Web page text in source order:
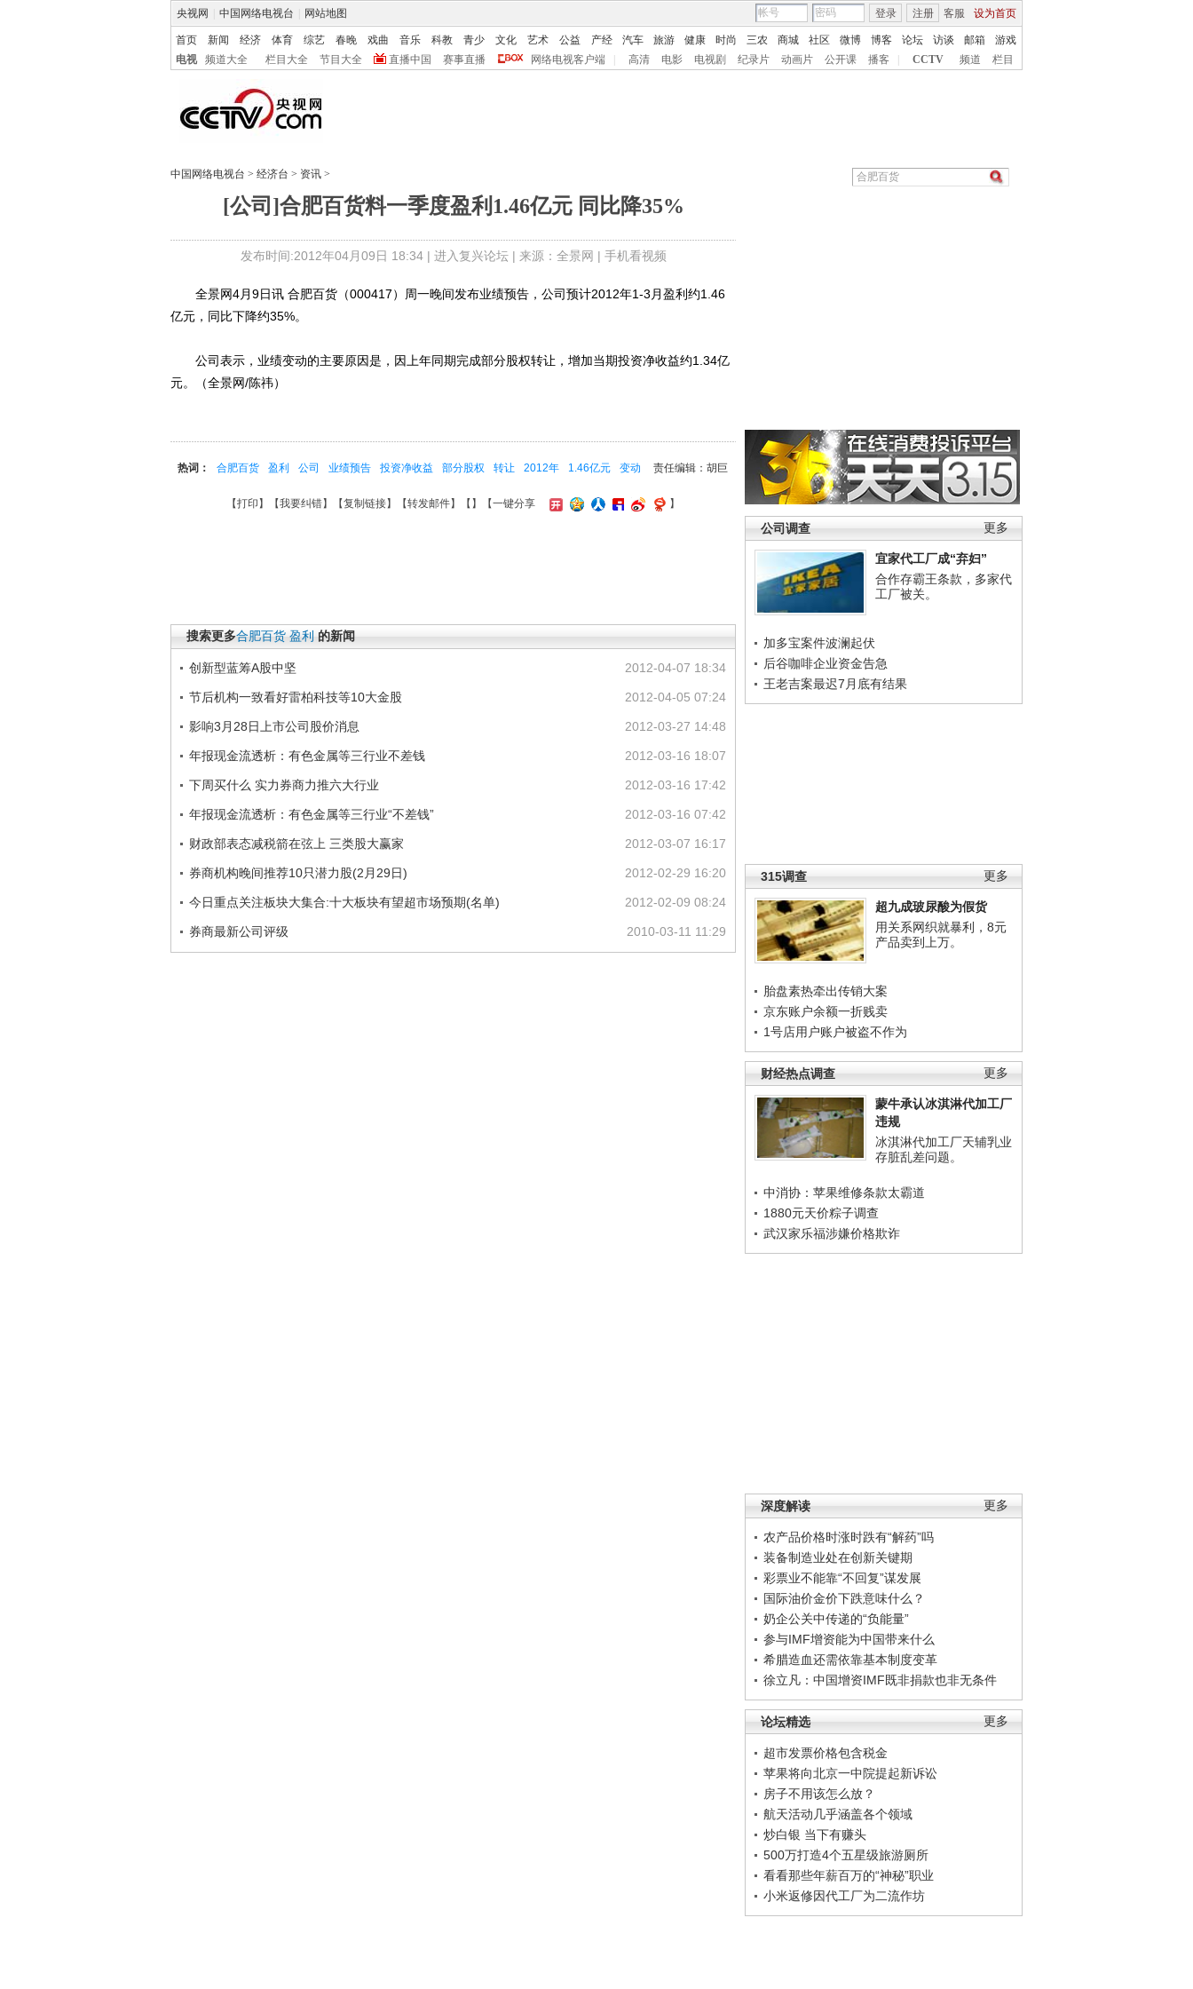
央视网 中国网络电视台 网站地图 客服 设为首页
登录 注册
首页 新闻 经济 体育 综艺 春晚 戏曲 音乐 科教 青少 文化 艺术 公益 产经 汽车 旅游 健康 时尚 三农 商城 社区 微博 博客 论坛 访谈 邮箱
游戏
电视
频道大全 栏目大全 节目大全 直播中国 赛事直播 网络电视客户端 高清 电影 电视剧 纪录片 动画片 公开课 播客 CCTV 频道 栏目
中国网络电视台 > 经济台 > 资讯 >
[公司]合肥百货料一季度盈利1.46亿元 同比降35%
发布时间:2012年04月09日 18:34 | 进入复兴论坛| 来源：全景网 | 手机看视频
更多
公司调查
宜家代工厂成“弃妇”
合作存霸王条款，多家代
工厂被关。
加多宝案件波澜起伏
后谷咖啡企业资金告急
王老吉案最迟7月底有结果
更多
315调查
超九成玻尿酸为假货
用关系网织就暴利，8元
产品卖到上万。
胎盘素热牵出传销大案
京东账户余额一折贱卖
1号店用户账户被盗不作为
更多
财经热点调查
蒙牛承认冰淇淋代加工厂
违规
冰淇淋代加工厂天辅乳业
存脏乱差问题。
中消协：苹果维修条款太霸道
1880元天价粽子调查
武汉家乐福涉嫌价格欺诈
更多
深度解读
农产品价格时涨时跌有“解药”吗
装备制造业处在创新关键期
彩票业不能靠“不回复”谋发展
国际油价金价下跌意味什么？
奶企公关中传递的“负能量”
参与IMF增资能为中国带来什么
希腊造血还需依靠基本制度变革
徐立凡：中国增资IMF既非捐款也非无条件
更多
论坛精选
超市发票价格包含税金
苹果将向北京一中院提起新诉讼
房子不用该怎么放？
航天活动几乎涵盖各个领域
炒白银 当下有赚头
500万打造4个五星级旅游厕所
看看那些年薪百万的“神秘”职业
小米返修因代工厂为二流作坊
全景网4月9日讯 合肥百货（000417）周一晚间发布业绩预告，公司预计2012年1-3月盈利约1.46
亿元，同比下降约35%。
公司表示，业绩变动的主要原因是，因上年同期完成部分股权转让，增加当期投资净收益约1.34亿
元。（全景网/陈祎）
责任编辑：胡巨
热词： 合肥百货 盈利 公司 业绩预告 投资净收益 部分股权 转让 2012年 1.46亿元 变动
【打印 】【我要纠错】【复制链接】【转发邮件】【 】 【一键分享 】
搜索更多合肥百货 盈利 的新闻
2012-04-07 18:34
创新型蓝筹A股中坚
2012-04-05 07:24
节后机构一致看好雷柏科技等10大金股
2012-03-27 14:48
影响3月28日上市公司股价消息
2012-03-16 18:07
年报现金流透析：有色金属等三行业不差钱
2012-03-16 17:42
下周买什么 实力券商力推六大行业
2012-03-16 07:42
年报现金流透析：有色金属等三行业“不差钱”
2012-03-07 16:17
财政部表态减税箭在弦上 三类股大赢家
2012-02-29 16:20
券商机构晚间推荐10只潜力股(2月29日)
2012-02-09 08:24
今日重点关注板块大集合:十大板块有望超市场预期(名单)
2010-03-11 11:29
券商最新公司评级